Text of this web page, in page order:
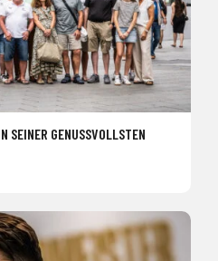
SEINER GENUSSVOLLSTEN